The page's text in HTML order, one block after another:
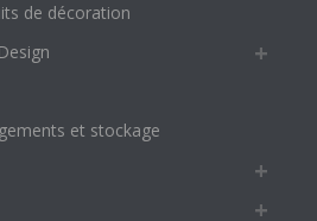
de décoration
et stockage